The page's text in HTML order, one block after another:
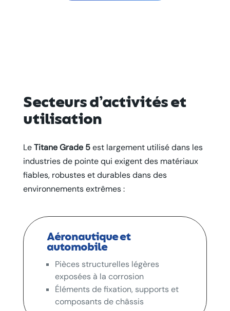
Secteurs d’activités et
utilisation
LeTitane Grade 5est largement utilisé dans les
industries de pointe qui exigent des matériaux
fiables, robustes et durables dans des
environnements extrêmes :
Aéronautique et
automobile
Pièces structurelles légères
exposées à la corrosion
Éléments de fixation, supports et
composants de châssis